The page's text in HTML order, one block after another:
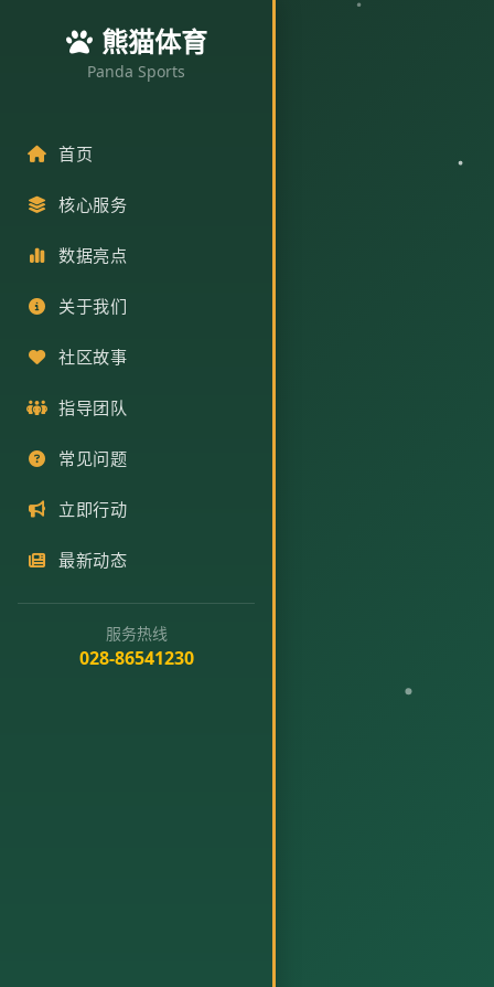
熊猫体育
Panda Sports
首页
核心服务
数据亮点
关于我们
社区故事
指导团队
常见问题
立即行动
最新动态
服务热线
028-86541230